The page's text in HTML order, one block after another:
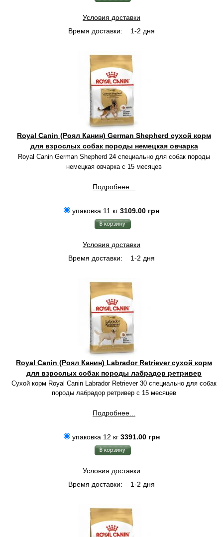
Условия доставки
Время доставки:
1-2 дня
Royal Canin (Роял Канин) German Shepherd сухой корм
для взрослых собак породы немецкая овчарка
Royal Canin German Shepherd 24 специально для собак породы
немецкая овчарка с 15 месяцев
Подробнее...
упаковка 11 кг 3109.00 грн
Условия доставки
Время доставки:
1-2 дня
Royal Canin (Роял Канин) Labrador Retriever сухой корм
для взрослых собак породы лабрадор ретривер
Сухой корм Royal Canin Labrador Retriever 30 специально для собак
породы лабрадор ретривер с 15 месяцев
Подробнее...
упаковка 12 кг 3391.00 грн
Условия доставки
Время доставки:
1-2 дня